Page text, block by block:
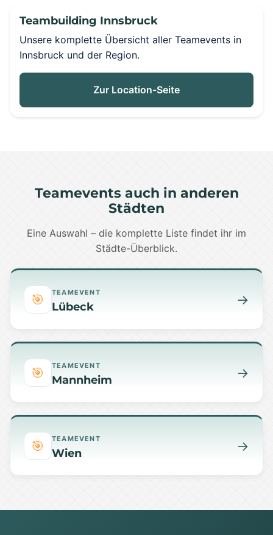
Teambuilding Innsbruck
Unsere komplette Übersicht aller Teamevents in
Innsbruck und der Region.
Zur Location-Seite
Teamevents auch in anderen
Städten
Eine Auswahl – die komplette Liste findet ihr im
Städte-Überblick.
🎯 TEAMEVENT
Lübeck →
🎯 TEAMEVENT
Mannheim →
🎯 TEAMEVENT
Wien →